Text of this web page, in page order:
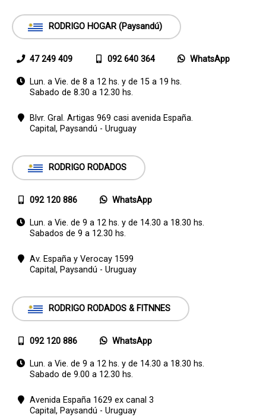
RODRIGO HOGAR (Paysandú)
47 249 409 092 640 364 WhatsApp
Lun. a Vie. de 8 a 12 hs. y de 15 a 19 hs.
Sabado de 8.30 a 12.30 hs.
Blvr. Gral. Artigas 969 casi avenida España.
Capital, Paysandú - Uruguay
RODRIGO RODADOS
092 120 886 WhatsApp
Lun. a Vie. de 9 a 12 hs. y de 14.30 a 18.30 hs.
Sabados de 9 a 12.30 hs.
Av. España y Verocay 1599
Capital, Paysandú - Uruguay
RODRIGO RODADOS & FITNNES
092 120 886 WhatsApp
Lun. a Vie. de 9 a 12 hs. y de 14.30 a 18.30 hs.
Sabado de 9.00 a 12.30 hs.
Avenida España 1629 ex canal 3
Capital, Paysandú - Uruguay